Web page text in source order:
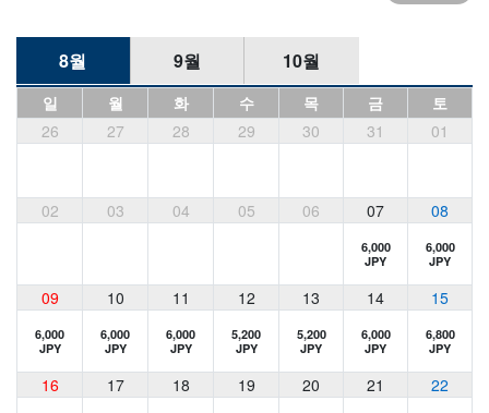
8월 9월 10월
일 월 화 수 목 금
토
26
27 28 29 30 31 01
02 03 04 05 06 07 08
6,000
JPY
6,000
JPY
09 10 11 12 13 14 15
6,000
JPY
6,000
JPY
6,000
JPY
5,200
JPY
5,200
JPY
6,000
JPY
6,800
JPY
16 17 18 19 20 21 22